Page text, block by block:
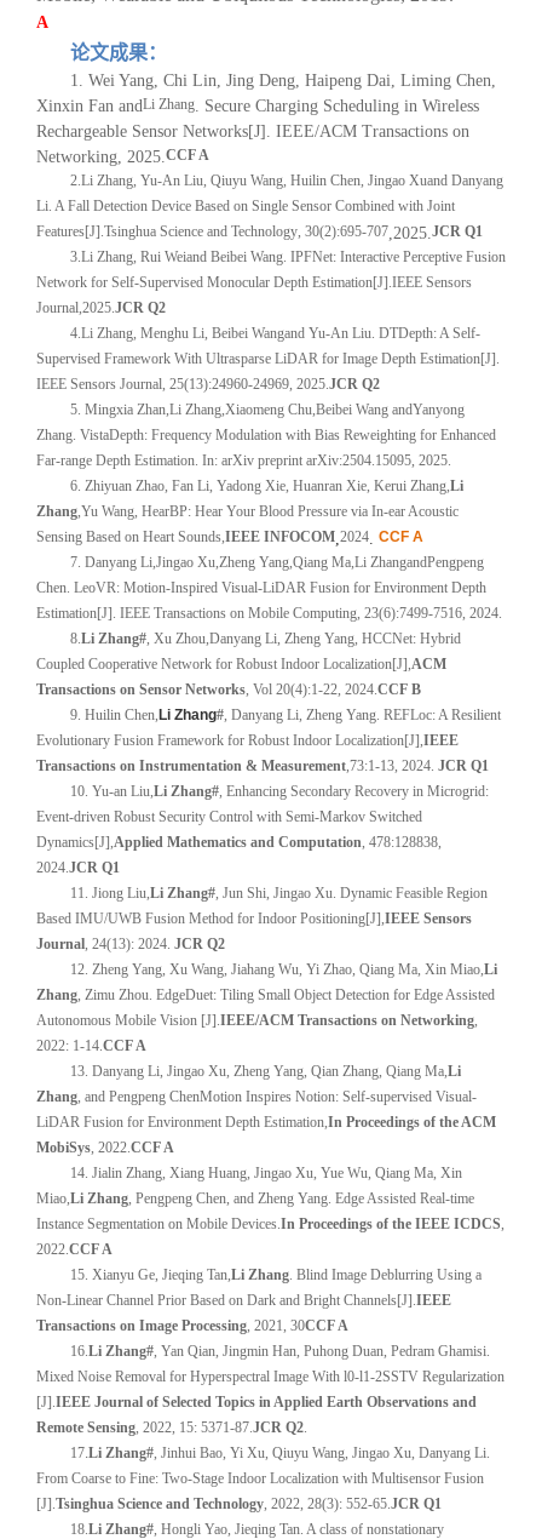
A
论文成果：
1. Wei Yang, Chi Lin, Jing Deng, Haipeng Dai, Liming Chen,
Xinxin Fan andLi Zhang. Secure Charging Scheduling in Wireless
Rechargeable Sensor Networks[J]. IEEE/ACM Transactions on
Networking, 2025.CCF A
2.Li Zhang, Yu-An Liu, Qiuyu Wang, Huilin Chen, Jingao Xuand Danyang
Li. A Fall Detection Device Based on Single Sensor Combined with Joint
Features[J].Tsinghua Science and Technology, 30(2):695-707,2025.JCR Q1
3.Li Zhang, Rui Weiand Beibei Wang. IPFNet: Interactive Perceptive Fusion
Network for Self-Supervised Monocular Depth Estimation[J] .IEEE Sensors
Journal,2025.JCR Q2
4.Li Zhang, Menghu Li, Beibei Wangand Yu-An Liu. DTDepth: A Self-
Supervised Framework With Ultrasparse LiDAR for Image Depth Estimation[J].
IEEE Sensors Journal, 25(13):24960-24969, 2025.JCR Q2
5. Mingxia Zhan,Li Zhang,Xiaomeng Chu,Beibei Wang andYanyong
Zhang. VistaDepth: Frequency Modulation with Bias Reweighting for Enhanced
Far-range Depth Estimation. In: arXiv preprint arXiv:2504.15095, 2025.
6. Zhiyuan Zhao, Fan Li, Yadong Xie, Huanran Xie, Kerui Zhang,Li
Zhang,Yu Wang, HearBP: Hear Your Blood Pressure via In-ear Acoustic
Sensing Based on Heart Sounds,IEEE INFOCOM,2024. CCF A
7. Danyang Li,Jingao Xu,Zheng Yang,Qiang Ma,Li ZhangandPengpeng
Chen. LeoVR: Motion-Inspired Visual-LiDAR Fusion for Environment Depth
Estimation[J]. IEEE Transactions on Mobile Computing, 23(6):7499-7516, 2024.
8.Li Zhang#, Xu Zhou,Danyang Li, Zheng Yang, HCCNet: Hybrid
Coupled Cooperative Network for Robust Indoor Localization[J],ACM
Transactions on Sensor Networks, Vol 20(4):1-22, 2024.CCF B
9. Huilin Chen, Li Zhang#, Danyang Li, Zheng Yang. REFLoc: A Resilient
Evolutionary Fusion Framework for Robust Indoor Localization[J],IEEE
Transactions on Instrumentation & Measurement,73:1-13, 2024. JCR Q1
10. Yu-an Liu,Li Zhang#, Enhancing Secondary Recovery in Microgrid:
Event-driven Robust Security Control with Semi-Markov Switched
Dynamics[J],Applied Mathematics and Computation, 478:128838,
2024.JCR Q1
11. Jiong Liu,Li Zhang#, Jun Shi, Jingao Xu. Dynamic Feasible Region
Based IMU/UWB Fusion Method for Indoor Positioning[J],IEEE Sensors
Journal, 24(13): 2024. JCR Q2
12. Zheng Yang, Xu Wang, Jiahang Wu, Yi Zhao, Qiang Ma, Xin Miao,Li
Zhang, Zimu Zhou. EdgeDuet: Tiling Small Object Detection for Edge Assisted
Autonomous Mobile Vision [J].IEEE/ACM Transactions on Networking,
2022: 1-14.CCF A
13. Danyang Li, Jingao Xu, Zheng Yang, Qian Zhang, Qiang Ma,Li
Zhang, and Pengpeng ChenMotion Inspires Notion: Self-supervised Visual-
LiDAR Fusion for Environment Depth Estimation,In Proceedings of the ACM
MobiSys, 2022.CCF A
14. Jialin Zhang, Xiang Huang, Jingao Xu, Yue Wu, Qiang Ma, Xin
Miao,Li Zhang, Pengpeng Chen, and Zheng Yang. Edge Assisted Real-time
Instance Segmentation on Mobile Devices.In Proceedings of the IEEE ICDCS,
2022.CCF A
15. Xianyu Ge, Jieqing Tan,Li Zhang. Blind Image Deblurring Using a
Non-Linear Channel Prior Based on Dark and Bright Channels[J].IEEE
Transactions on Image Processing, 2021, 30CCF A
16.Li Zhang#, Yan Qian, Jingmin Han, Puhong Duan, Pedram Ghamisi.
Mixed Noise Removal for Hyperspectral Image With l0-l1-2SSTV Regularization
[J].IEEE Journal of Selected Topics in Applied Earth Observations and
Remote Sensing, 2022, 15: 5371-87.JCR Q2.
17.Li Zhang#, Jinhui Bao, Yi Xu, Qiuyu Wang, Jingao Xu, Danyang Li.
From Coarse to Fine: Two-Stage Indoor Localization with Multisensor Fusion
[J].Tsinghua Science and Technology, 2022, 28(3): 552-65.JCR Q1
18.Li Zhang#, Hongli Yao, Jieqing Tan. A class of nonstationary